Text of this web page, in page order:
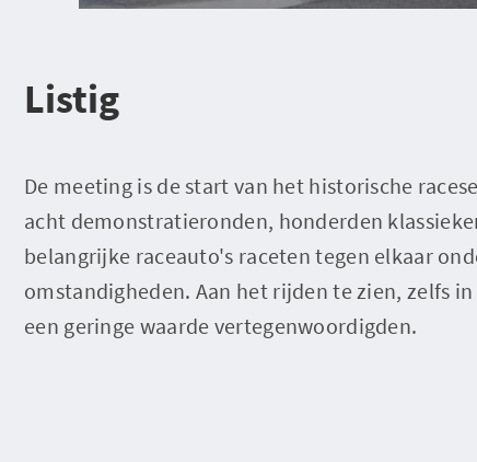
Listig
De meeting is de start van het historische
acht demonstratieronden, honderden
belangrijke raceauto's raceten tegen elkaar
omstandigheden. Aan het rijden te zien, zelfs
een geringe waarde vertegenwoordigden.